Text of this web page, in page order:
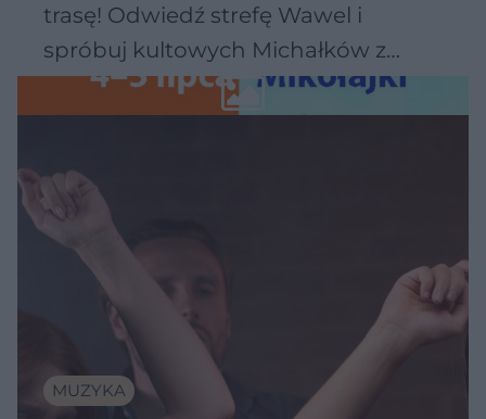
trasę! Odwiedź strefę Wawel i
spróbuj kultowych Michałków z
Wawelu
MUZYKA